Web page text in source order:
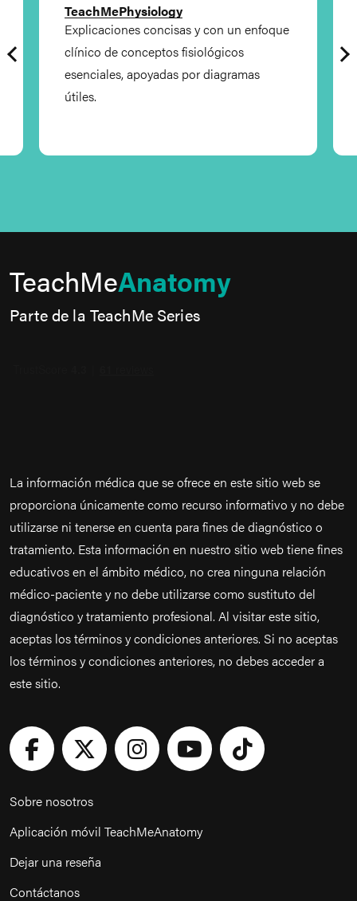
TeachMePhysiology
Explicaciones concisas y con un enfoque
clínico de conceptos fisiológicos
esenciales, apoyadas por diagramas
útiles.
TeachMeAnatomy
Parte de la TeachMe Series
La información médica que se ofrece en este sitio web se
proporciona únicamente como recurso informativo y no debe
utilizarse ni tenerse en cuenta para fines de diagnóstico o
tratamiento. Esta información en nuestro sitio web tiene fines
educativos en el ámbito médico, no crea ninguna relación
médico-paciente y no debe utilizarse como sustituto del
diagnóstico y tratamiento profesional. Al visitar este sitio,
aceptas los términos y condiciones anteriores. Si no aceptas
los términos y condiciones anteriores, no debes acceder a
este sitio.
Sobre nosotros
Aplicación móvil TeachMeAnatomy
Dejar una reseña
Contáctanos